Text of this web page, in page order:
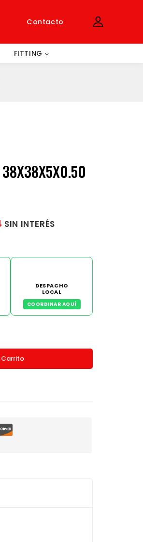
Contacto
FITTING
38X38X5X0.50
SIN INTERÉS
DESPACHO
LOCAL
COORDINAR AQUÍ
Carrito